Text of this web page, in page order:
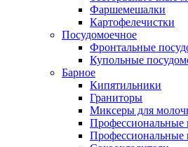
Фаршемешалки
Картофелечистки
Посудомоечное
Фронтальные
Купольные
Барное
Кипятильники
Граниторы
Миксеры для
Профессиональные